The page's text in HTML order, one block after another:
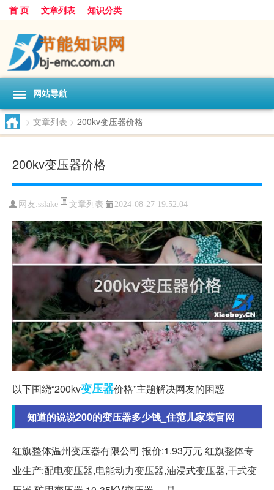
首 页 文章列表 知识分类
网站导航
> 文章列表 > 200kv变压器价格
200kv变压器价格
网友:sslake 文章列表 2024-08-27 19:52:04
以下围绕“200kv变压器价格”主题解决网友的困惑
知道的说说200的变压器多少钱_住范儿家装官网
红旗整体温州变压器有限公司 报价:1.93万元 红旗整体专
业生产:配电变压器,电能动力变压器,油浸式变压器,干式变